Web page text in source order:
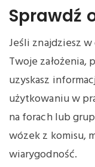
Sprawdź
Jeśli znajdziesz
Twoje założenia,
uzyskasz
użytkowaniu w
na forach lub
wózek z komisu,
wiarygodność.